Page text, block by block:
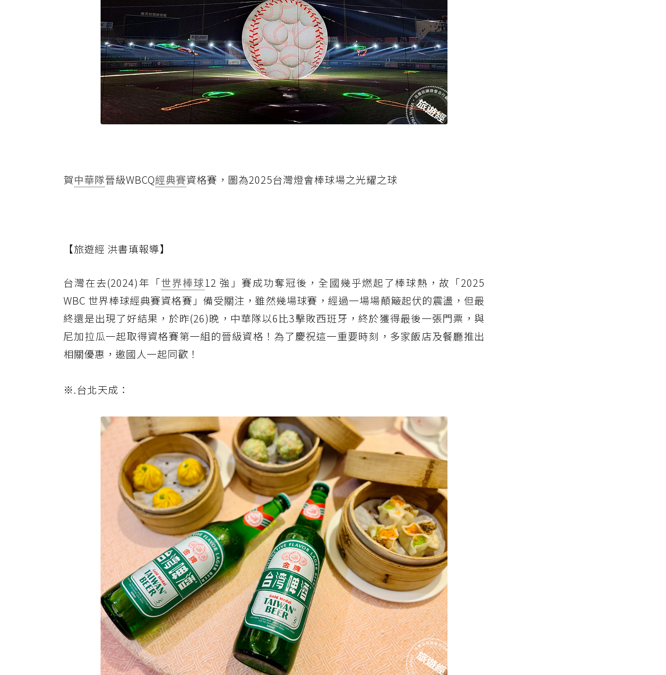
賀中華隊晉級WBCQ經典賽資格賽，圖為2025台灣燈會棒球場之光耀之球
【旅遊經 洪書瑱報導】
台灣在去(2024)年「世界棒球12 強」賽成功奪冠後，全國幾乎燃起了棒球熱，故「2025
WBC 世界棒球經典賽資格賽」備受關注，雖然幾場球賽，經過一場場顛簸起伏的震盪，但最
終還是出現了好結果，於昨(26)晚，中華隊以6比3擊敗西班牙，終於獲得最後一張門票，與
尼加拉瓜一起取得資格賽第一組的晉級資格！為了慶祝這一重要時刻，多家飯店及餐廳推出
相關優惠，邀國人一起同歡！
※.台北天成：